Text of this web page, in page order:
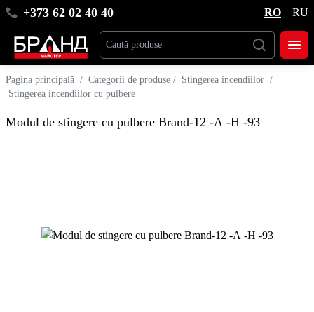
+373 62 02 40 40 RO RU
Pagina principală / Categorii de produse / Stingerea incendiilor /
Stingerea incendiilor cu pulbere
Modul de stingere cu pulbere Brand-12 -А -Н -93